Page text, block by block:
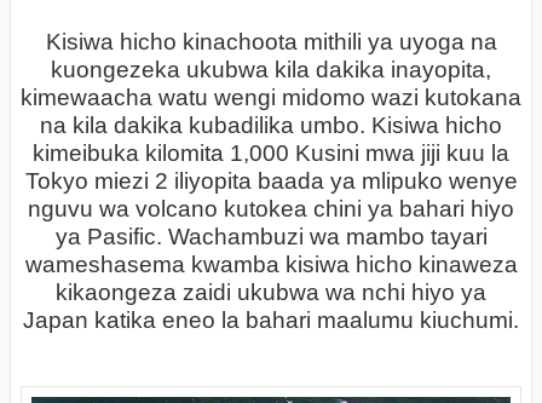
Kisiwa hicho kinachoota mithili ya uyoga na
kuongezeka ukubwa kila dakika inayopita,
kimewaacha watu wengi midomo wazi kutokana
na kila dakika kubadilika umbo. Kisiwa hicho
kimeibuka kilomita 1,000 Kusini mwa jiji kuu la
Tokyo miezi 2 iliyopita baada ya mlipuko wenye
nguvu wa volcano kutokea chini ya bahari hiyo
ya Pasific. Wachambuzi wa mambo tayari
wameshasema kwamba kisiwa hicho kinaweza
kikaongeza zaidi ukubwa wa nchi hiyo ya
Japan katika eneo la bahari maalumu kiuchumi.